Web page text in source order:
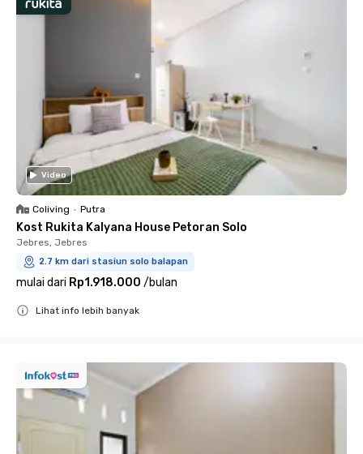
Video
Coliving • Putra
Kost Rukita Kalyana House Petoran Solo
Jebres, Jebres
2.7 km dari stasiun solo balapan
mulai dari Rp1.918.000 /bulan
Lihat info lebih banyak